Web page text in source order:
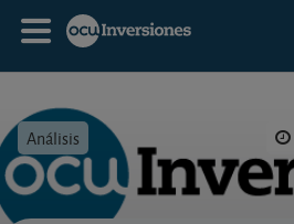
Análisis